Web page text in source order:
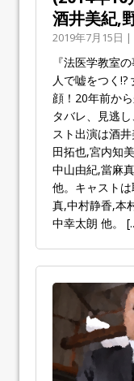
酒井美紀,
2019年7月15日
『法医学教室
人で嘘をつく
顔！20年前か
タバレ、見逃
スト出演は酒
田拓也,宮内知
中山由紀,當麻
他。キャスト
真,中村静香,本
中幸太朗 他。